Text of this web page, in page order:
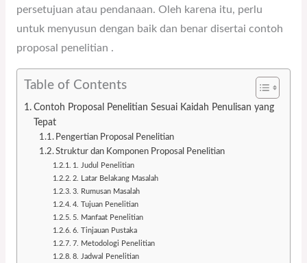
persetujuan atau pendanaan. Oleh karena itu, perlu
untuk menyusun dengan baik dan benar disertai contoh
proposal penelitian .
Table of Contents
Contoh Proposal Penelitian Sesuai Kaidah Penulisan yang
Tepat
Pengertian Proposal Penelitian
Struktur dan Komponen Proposal Penelitian
1. Judul Penelitian
2. Latar Belakang Masalah
3. Rumusan Masalah
4. Tujuan Penelitian
5. Manfaat Penelitian
6. Tinjauan Pustaka
7. Metodologi Penelitian
8. Jadwal Penelitian